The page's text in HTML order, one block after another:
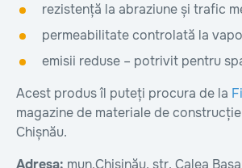
rezistență la abraziune și trafic
permeabilitate controlată la
emisii reduse – potrivit pentru
Acest produs îl puteți procura de la
magazine de materiale de
Chișnău.
Adresa: mun.Chișinău, str. Calea